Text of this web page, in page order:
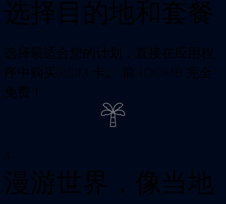
选择目的地和套餐
选择最适合您的计划，直接在应用程
序中购买 eSIM 卡。 前 100MB 完全
免费！
4
漫游世界，像当地